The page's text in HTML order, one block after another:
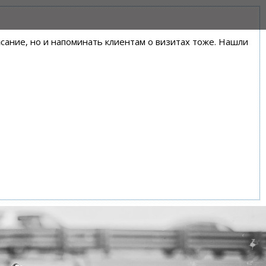
но и напоминать клиентам о визитах тоже. Нашли